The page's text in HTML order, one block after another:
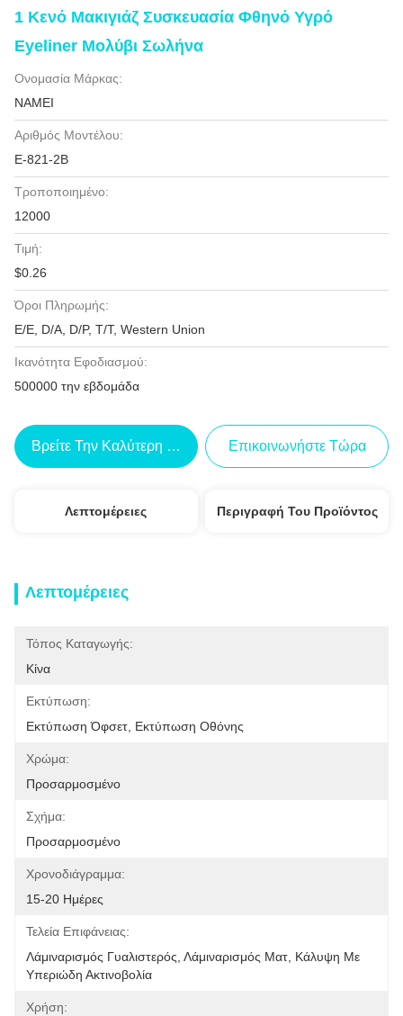
1 Κενό Μακιγιάζ Συσκευασία Φθηνό Υγρό
Eyeliner Μολύβι Σωλήνα
Ονομασία Μάρκας:
NAMEI
Αριθμός Μοντέλου:
Ε-821-2Β
Τροποποιημένο:
12000
Τιμή:
$0.26
Όροι Πληρωμής:
Ε/Ε, D/A, D/P, T/T, Western Union
Ικανότητα Εφοδιασμού:
500000 την εβδομάδα
Βρείτε Την Καλύτερη Τιμή Επικοινωνήστε Τώρα
Λεπτομέρειες Περιγραφή Του Προϊόντος
Λεπτομέρειες
Τόπος Καταγωγής:
Κίνα
Εκτύπωση:
Εκτύπωση Όφσετ, Εκτύπωση Οθόνης
Χρώμα:
Προσαρμοσμένο
Σχήμα:
Προσαρμοσμένο
Χρονοδιάγραμμα:
15-20 Ημέρες
Τελεία Επιφάνειας:
Λάμιναρισμός Γυαλιστερός, Λάμιναρισμός Ματ, Κάλυψη Με
Υπεριώδη Ακτινοβολία
Χρήση: